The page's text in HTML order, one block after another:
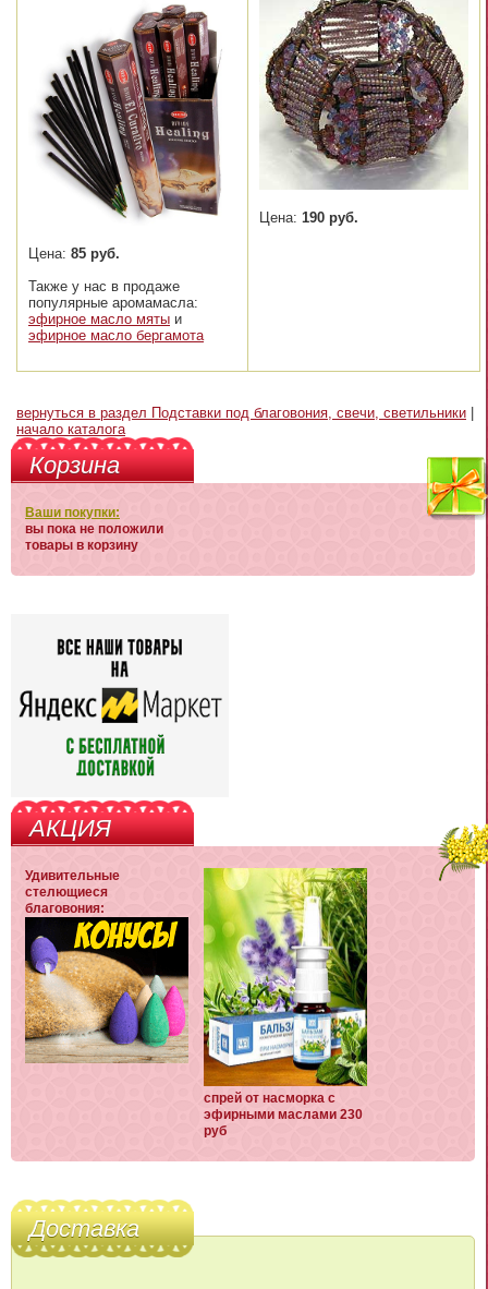
Цена: 85 руб.
Также у нас в продаже
популярные аромамасла:
эфирное масло мяты и
эфирное масло бергамота
Цена: 190 руб.
вернуться в раздел Подставки под благовония, свечи, светильники
начало каталога
Корзина
Ваши покупки:
вы пока не положили
товары в корзину
АКЦИЯ
Удивительные
стелющиеся
благовония:
спрей от насморка с
эфирными маслами 230
руб
Доставка